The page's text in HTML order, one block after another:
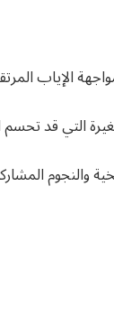
الإياب
التي قد